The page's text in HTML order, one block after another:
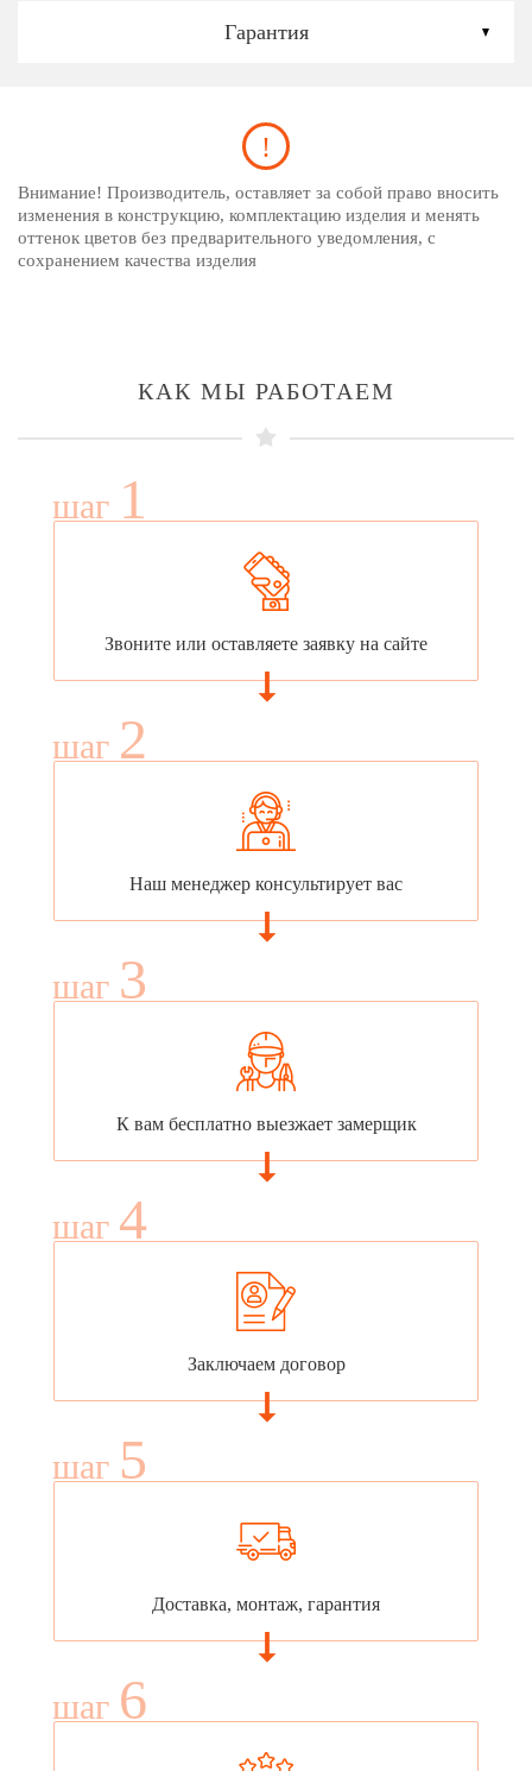
Гарантия
Внимание! Производитель, оставляет за собой право вносить
изменения в конструкцию, комплектацию изделия и менять
оттенок цветов без предварительного уведомления, с
сохранением качества изделия
КАК МЫ РАБОТАЕМ
шаг 1
Звоните или оставляете заявку на сайте
шаг 2
Наш менеджер консультирует вас
шаг 3
К вам бесплатно выезжает замерщик
шаг 4
Заключаем договор
шаг 5
Доставка, монтаж, гарантия
шаг 6